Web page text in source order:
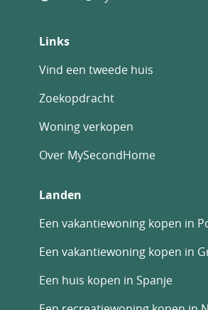
Links
Vind een tweede huis
Zoekopdracht
Woning verkopen
Over MySecondHome
Landen
Een vakantiewoning kopen in
Een vakantiewoning kopen in
Een huis kopen in Spanje